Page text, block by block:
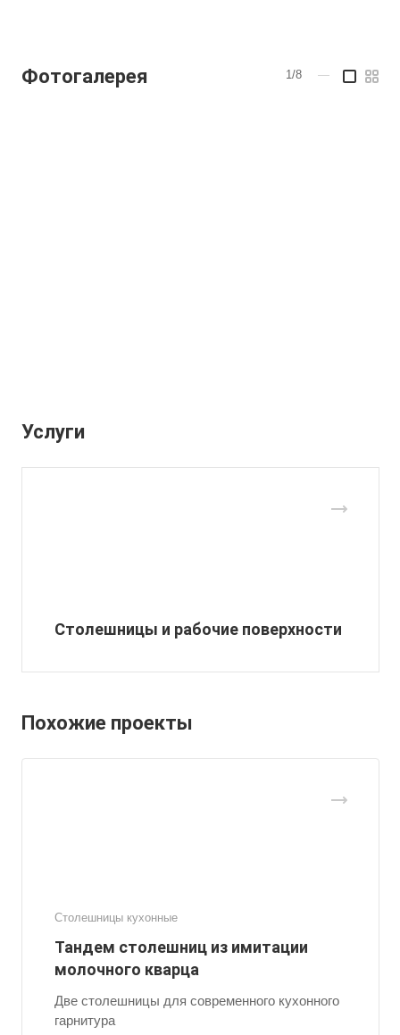
Фотогалерея 1/8 —
Услуги
Столешницы и рабочие поверхности
Похожие проекты
Столешницы кухонные
Тандем столешниц из имитации
молочного кварца
Две столешницы для современного кухонного
гарнитура